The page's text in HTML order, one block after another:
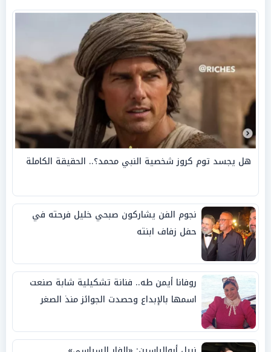
هل يجسد توم كروز شخصية النبي محمد؟.. الحقيقة الكاملة
نجوم الفن يشاركون صبحي خليل فرحته في
حفل زفاف ابنته
روفانا أيمن طه.. فنانة تشكيلية شابة صنعت
اسمها بالإبداع وحصدت الجوائز منذ الصغر